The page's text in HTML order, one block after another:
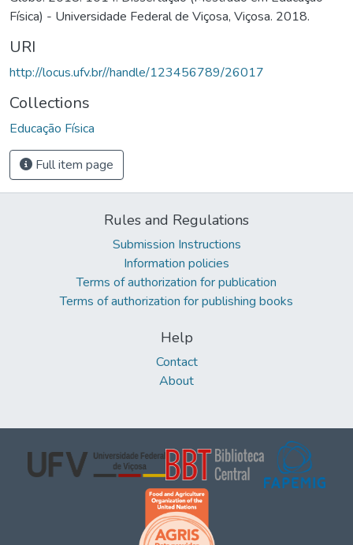
Física) - Universidade Federal de Viçosa, Viçosa. 2018.
URI
http://locus.ufv.br//handle/123456789/26017
Collections
Educação Física
Full item page
Rules and Regulations
Submission Instructions
Information policies
Terms of authorization for publication
Terms of authorization for publishing books
Help
Contact
About